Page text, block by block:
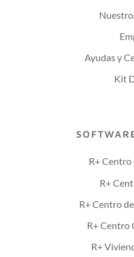
Ayudas y
Kit
R+
R+
R+ Centro
R+ Centro
R+